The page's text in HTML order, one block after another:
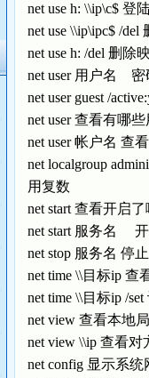
net use h: \\ip\c$
net use \\ip\ipc$ /
net use h: /del 删
net user 用户名
net user guest /
net user 查看有哪
net user 帐户名 查
net localgroup
用复数
net start 查看开启
net start 服务名 开
net stop 服务名 停
net time \\目标ip 查
net time \\目标ip /
net view 查看本地
net view \\ip 查看
net config 显示系